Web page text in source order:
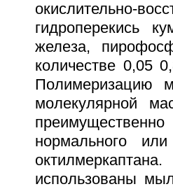
окислительно-
гидроперекись
железа,
количестве 0,05
Полимеризацию
молекулярной
нормального
использованы